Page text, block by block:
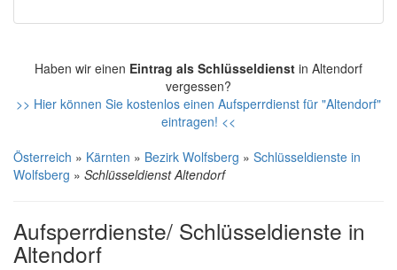
Haben wir einen Eintrag als Schlüsseldienst in Altendorf
vergessen?
>> Hier können Sie kostenlos einen Aufsperrdienst für "Altendorf"
eintragen! <<
Österreich » Kärnten » Bezirk Wolfsberg » Schlüsseldienste in
Wolfsberg » Schlüsseldienst Altendorf
Aufsperrdienste/ Schlüsseldienste in
Altendorf